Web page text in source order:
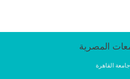
المصرية
جامعة القاهرة